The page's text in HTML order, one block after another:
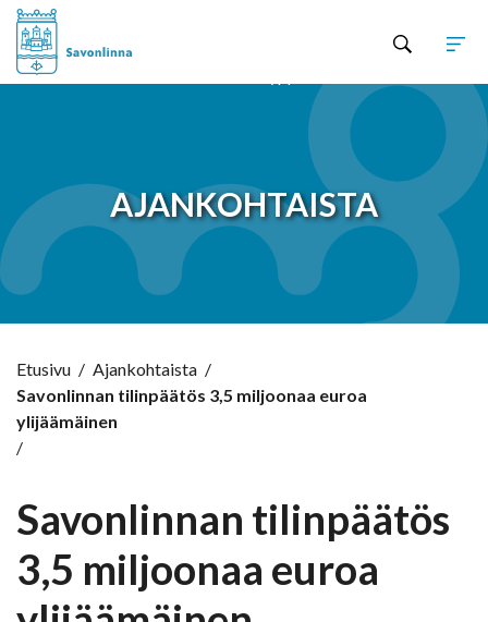
AJANKOHTAISTA
Etusivu / Ajankohtaista /
Savonlinnan tilinpäätös 3,5 miljoonaa euroa
ylijäämäinen
/
Savonlinnan tilinpäätös
3,5 miljoonaa euroa